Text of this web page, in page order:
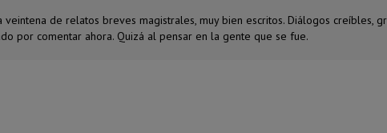
de relatos breves magistrales, muy bien escritos. Diálogos creíbles,
por comentar ahora. Quizá al pensar en la gente que se fue.